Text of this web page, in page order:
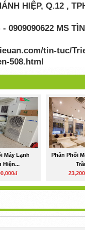
HIỆP, Q.12 ,
0909090622 MS
tin-tuc/
508.html
Máy Lạnh
Hiện...
Phân Phối